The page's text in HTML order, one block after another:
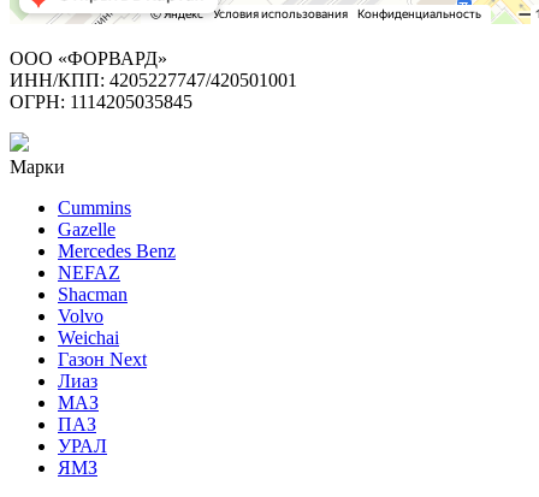
ООО «ФОРВАРД»
ИНН/КПП: 4205227747/420501001
ОГРН: 1114205035845
Марки
Cummins
Gazelle
Mercedes Benz
NEFAZ
Shacman
Volvo
Weichai
Газон Next
Лиаз
МАЗ
ПАЗ
УРАЛ
ЯМЗ